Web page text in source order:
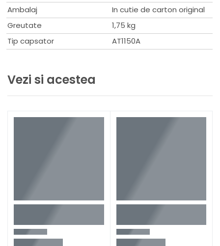
Ambalaj
In cutie de carton original
Greutate
1,75 kg
Tip capsator
AT1150A
Vezi si acestea